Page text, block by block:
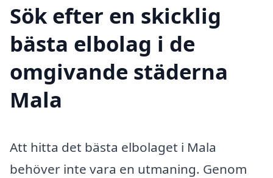
Sök efter en skicklig
bästa elbolag i de
omgivande städerna
Mala
Att hitta det bästa elbolaget i Mala
behöver inte vara en utmaning. Genom